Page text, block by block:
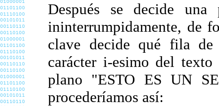
Después se decide
ininterrumpidamente, de
clave decide qué fila
carácter i-esimo del
plano "ESTO ES UN
procederíamos así: